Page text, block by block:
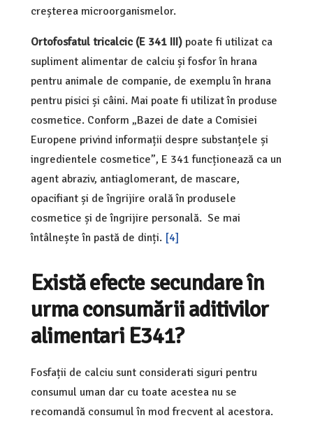
creșterea microorganismelor.
Ortofosfatul tricalcic (E 341 III) poate fi utilizat ca
supliment alimentar de calciu și fosfor în hrana
pentru animale de companie, de exemplu în hrana
pentru pisici și câini. Mai poate fi utilizat în produse
cosmetice. Conform „Bazei de date a Comisiei
Europene privind informații despre substanțele și
ingredientele cosmetice”, E 341 funcționează ca un
agent abraziv, antiaglomerant, de mascare,
opacifiant și de îngrijire orală în produsele
cosmetice și de îngrijire personală. Se mai
întâlnește în pastă de dinți. [4]
Există efecte secundare în
urma consumării aditivilor
alimentari E341?
Fosfații de calciu sunt considerati siguri pentru
consumul uman dar cu toate acestea nu se
recomandă consumul în mod frecvent al acestora.